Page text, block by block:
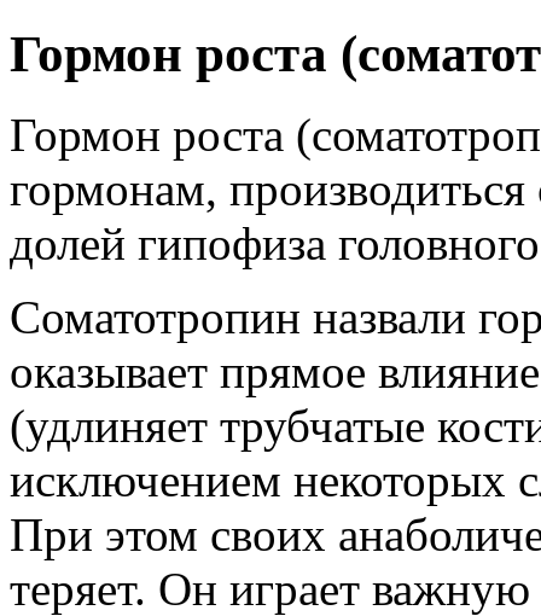
Гормон роста
Гормон роста
гормонам, производиться
долей гипофиза
Соматотропин назвали
оказывает прямое
(удлиняет трубчатые
исключением некоторых
При этом своих
теряет. Он играет